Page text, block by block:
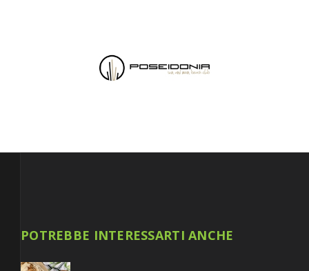
POTREBBE INTERESSARTI ANCHE